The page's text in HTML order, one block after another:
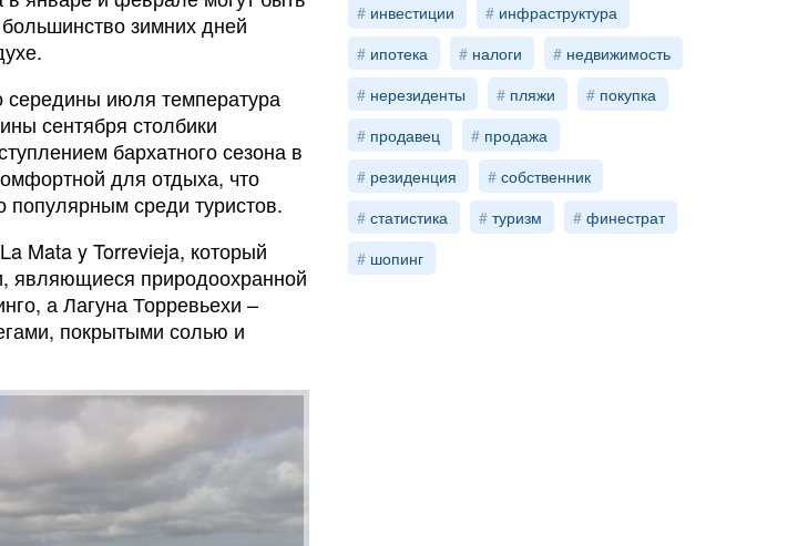
зимних дней
середины июля температура
сентября столбики
бархатного сезона в
для отдыха, что
популярным среди туристов.
Mata y Torrevieja, который
являющиеся природоохранной
а Лагуна Торревьехи –
покрытыми солью и
инвестиции
инфраструктура
ипотека
налоги
недвижимость
нерезиденты
пляжи
покупка
продавец
продажа
резиденция
собственник
статистика
туризм
финестрат
шопинг